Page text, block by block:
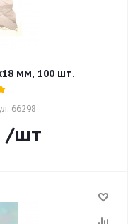
мм, 100 шт.
66298
/шт